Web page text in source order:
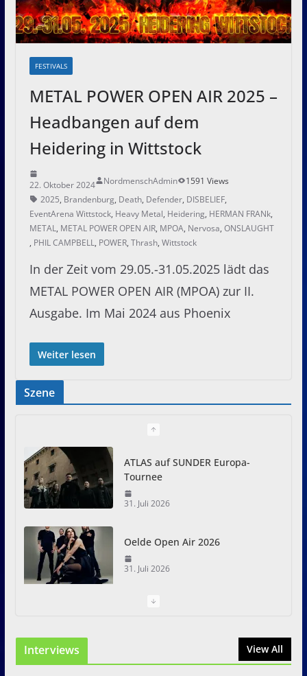
FESTIVALS
METAL POWER OPEN AIR 2025 –
Headbangen auf dem
Heidering in Wittstock
22. Oktober 2024 NordmenschAdmin
1591 Views
2025, Brandenburg, Death, Defender, DISBELIEF,
EventArena Wittstock, Heavy Metal, Heidering, HERMAN FRANk,
METAL, METAL POWER OPEN AIR, MPOA, Nervosa, ONSLAUGHT
, PHIL CAMPBELL, POWER, Thrash, Wittstock
In der Zeit vom 29.05.-31.05.2025 lädt das
METAL POWER OPEN AIR (MPOA) zur II.
Ausgabe. Im Mai 2024 aus Phoenix
Weiter lesen
Szene
ATLAS auf SUNDER Europa-
Tournee
31. Juli 2026
Oelde Open Air 2026
31. Juli 2026
I Prevail – Violent Nature
Interviews View All